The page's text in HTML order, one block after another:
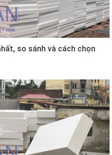
so sánh và cách chọn